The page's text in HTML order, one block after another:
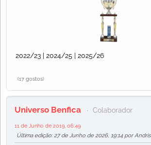
2022/23 | 2024/25 | 2025/26
(17 gostos)
Universo Benfica Colaborador
11 de Junho de 2019, 06:49
Última edição: 27 de Junho de 2026, 19:14 por Andris